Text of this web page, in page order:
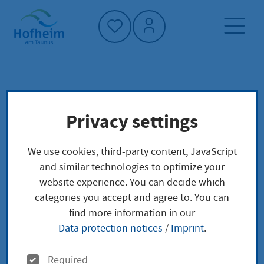
Home"
Gemeinsame elterliche Sorge bei nicht
verheirateten Eltern; Sorgerecht beantragen
Gemeinsame
elterliche Sorge bei
nicht verheirateten
Privacy settings
We use cookies, third-party content, JavaScript
and similar technologies to optimize your
website experience. You can decide which
categories you accept and agree to. You can
find more information in our
Data protection notices / Imprint.
O
Required